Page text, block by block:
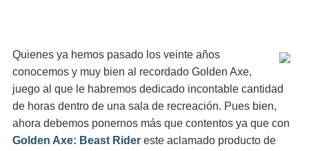
Quienes ya hemos pasado los veinte años
conocemos y muy bien al recordado Golden Axe,
juego al que le habremos dedicado incontable cantidad
de horas dentro de una sala de recreación. Pues bien,
ahora debemos ponernos más que contentos ya que con
Golden Axe: Beast Rider este aclamado producto de